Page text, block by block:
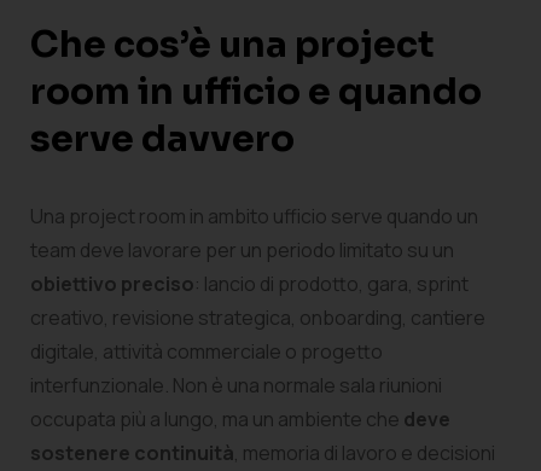
Che cos’è una project
room in ufficio e quando
serve davvero
Una project room in ambito ufficio serve quando un
team deve lavorare per un periodo limitato su un
obiettivo preciso: lancio di prodotto, gara, sprint
creativo, revisione strategica, onboarding, cantiere
digitale, attività commerciale o progetto
interfunzionale. Non è una normale sala riunioni
occupata più a lungo, ma un ambiente che deve
sostenere continuità, memoria di lavoro e decisioni